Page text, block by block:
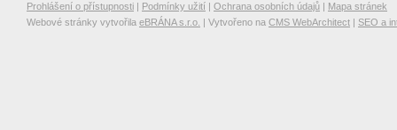
Prohlášení o přístupnosti | Podmínky užití | Ochrana osobních údajů | Mapa stránek
Webové stránky vytvořila eBRÁNA s.r.o. | Vytvořeno na CMS WebArchitect | SEO a